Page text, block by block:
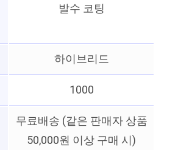
발수 코팅
하이브리드
1000
무료배송 (같은 판매자 상품
50,000원 이상 구매 시)